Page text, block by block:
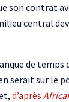
son contrat
central
de temps
serait sur le
d’après